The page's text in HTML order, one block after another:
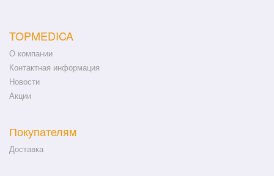
TOPMEDICA
О компании
Контактная информация
Новости
Акции
Покупателям
Доставка